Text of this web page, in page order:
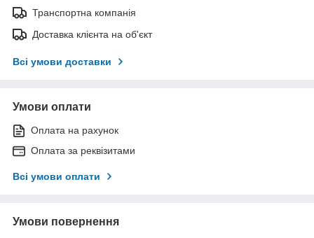
Транспортна компанія
Доставка клієнта на об'єкт
Всі умови доставки
Умови оплати
Оплата на рахунок
Оплата за реквізитами
Всі умови оплати
Умови повернення